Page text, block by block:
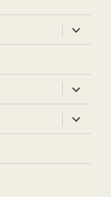
öffnen
öffnen
öffnen